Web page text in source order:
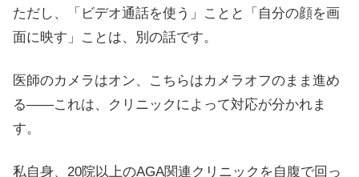
ただし、「ビデオ通話を使う」ことと「自分の顔を画
面に映す」ことは、別の話です。
医師のカメラはオン、こちらはカメラオフのまま進め
る――これは、クリニックによって対応が分かれま
す。
私自身、20院以上のAGA関連クリニックを自腹で回っ